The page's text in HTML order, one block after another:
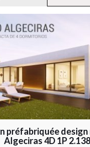
préfabriquée design
Algeciras 4D 1P 2.138